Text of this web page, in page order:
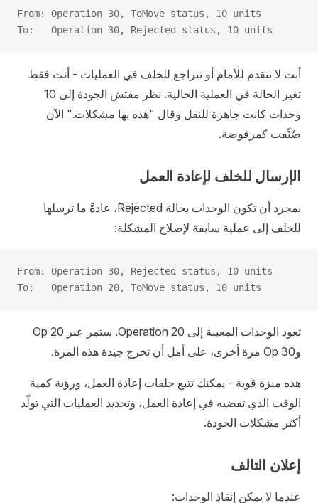
From: Operation 30, ToMove status, 10 units
To:   Operation 30, Rejected status, 10 units
أنت لا تتقدم للأمام أو تتراجع للخلف في العمليات - أنت فقط
تغير الحالة في العملية الحالية. نظر مفتش الجودة إلى 10
وحدات كانت جاهزة للنقل وقال "هذه بها مشكلات." الآن
صُنِّفت كمرفوضة.
الإرسال للخلف لإعادة العمل
بمجرد أن تكون الوحدات بحالة Rejected، عادةً ما ترسلها
للخلف إلى عملية سابقة لإصلاح المشكلة:
From: Operation 30, Rejected status, 10 units
To:   Operation 20, ToMove status, 10 units
تعود الوحدات المعيبة إلى Operation 20. ستمر عبر Op 20
وOp 30 مرة أخرى، على أمل أن تخرج جيدة هذه المرة.
هذه ميزة قوية - يمكنك تتبع حلقات إعادة العمل، ورؤية كمية
الوقت الذي تقضيه في إعادة العمل، وتحديد العمليات التي تولّد
أكثر مشكلات الجودة.
إعلان التالف
عندما لا يمكن إنقاذ الوحدات: